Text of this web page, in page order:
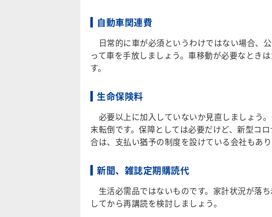
自動車関連費
日常的に車が必須というわけではない場合、
って車を手放しましょう。車移動が必要なとき
す。
生命保険料
必要以上に加入していないか見直しましょう
末転倒です。保障としては必要だけど、新型コ
合は、支払い猶予の制度を設けている会社もあ
新聞、雑誌定期購読代
生活必需品ではないものです。家計状況が落
してから再講読を検討しましょう。